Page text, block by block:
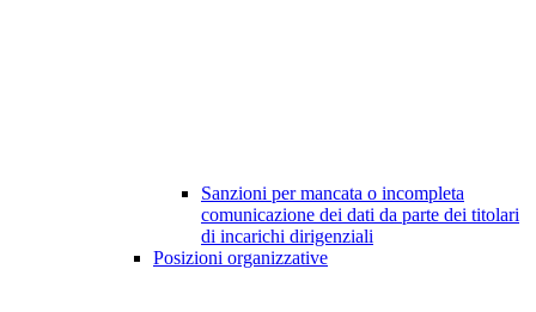
Sanzioni per mancata o incompleta
comunicazione dei dati da parte dei titolari
di incarichi dirigenziali
Posizioni organizzative